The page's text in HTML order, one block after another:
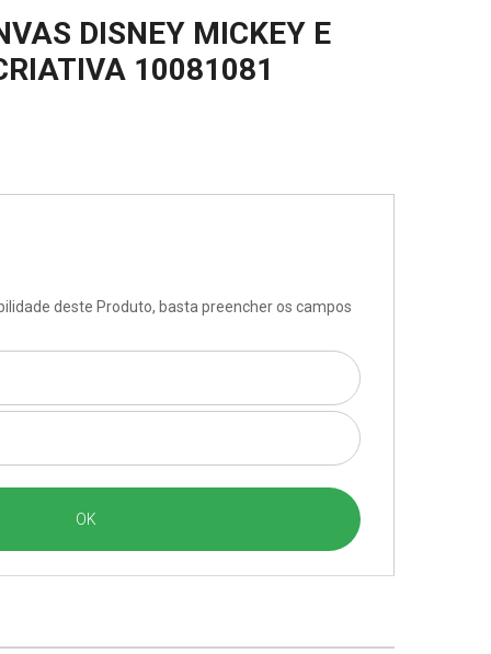
DISNEY MICKEY E
10081081
deste Produto, basta preencher os campos